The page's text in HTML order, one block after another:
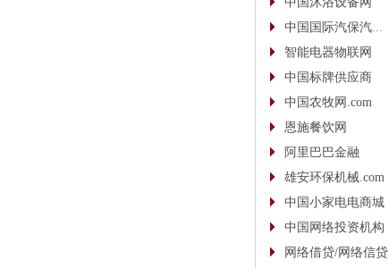
中国国际汽保汽配城
智能电器物联网
中国标牌供应商
中国农牧网.com
恩施餐饮网
阿里巴巴金融
雄安环保机械.com
中国小家电电商城
中国网络投资机构
网络借贷/网络信贷